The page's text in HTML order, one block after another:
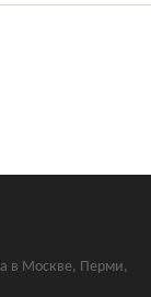
в Москве, Перми,